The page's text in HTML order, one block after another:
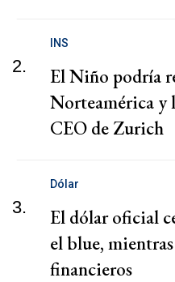
2.
INS
El Niño podría
Norteamérica y
CEO de Zurich
3.
Dólar
El dólar oficial
el blue,
financieros